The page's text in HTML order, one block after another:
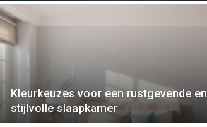
Kleurkeuzes voor een rustgevende en
stijlvolle slaapkamer